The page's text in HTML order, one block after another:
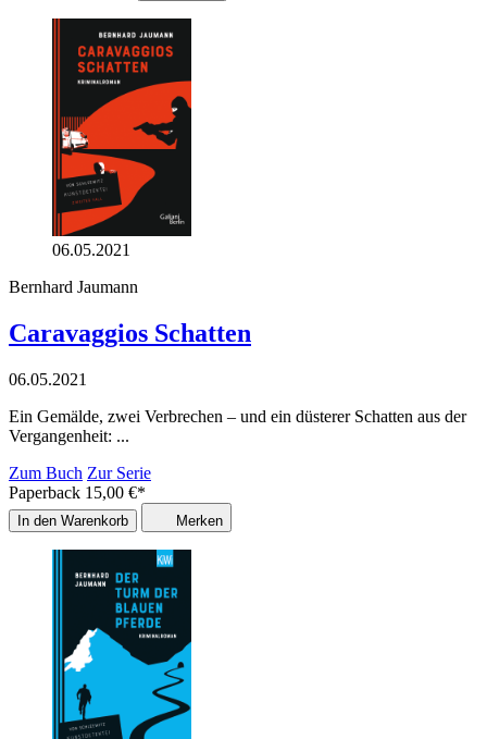
06.05.2021
Bernhard Jaumann
Caravaggios Schatten
06.05.2021
Ein Gemälde, zwei Verbrechen – und ein düsterer Schatten aus der
Vergangenheit: ...
Zum Buch Zur Serie
Paperback 15,00 €*
In den Warenkorb Merken